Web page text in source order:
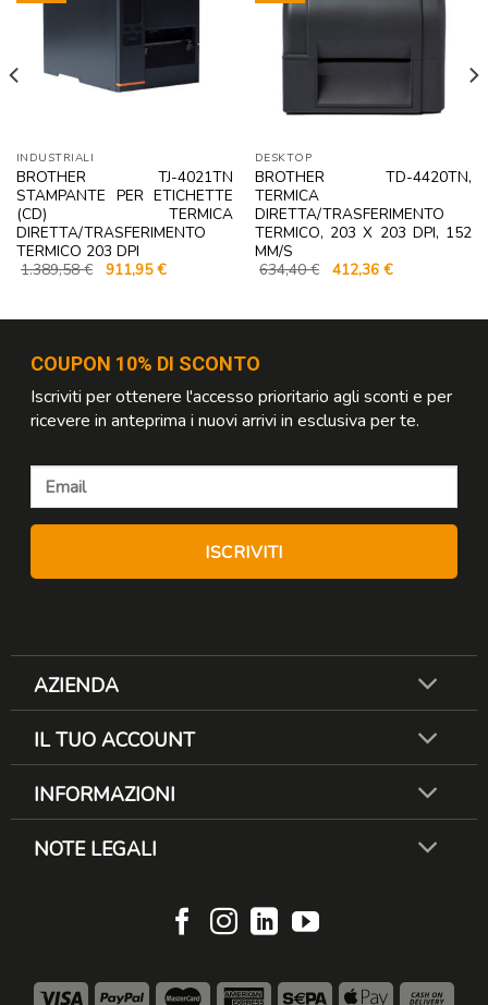
INDUSTRIALI
BROTHER TJ-4021TN
STAMPANTE PER ETICHETTE
(CD) TERMICA
DIRETTA/TRASFERIMENTO
TERMICO 203 DPI
1.389,58€ Il
prezzo
1.389,58 €.
911,95€Il
911,95 €.
DESKTOP
BROTHER TD-4420TN,
TERMICA
DIRETTA/TRASFERIMENTO
TERMICO, 203 X 203 DPI, 152
MM/S
634,40€ Il
prezzo
634,40 €.
412,36€Il
412,36 €.
COUPON 10% DI SCONTO
Iscriviti per ottenere l'accesso prioritario agli sconti e per
ricevere in anteprima i nuovi arrivi in esclusiva per te.
AZIENDA
IL TUO ACCOUNT
INFORMAZIONI
NOTE LEGALI